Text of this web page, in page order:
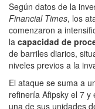
Según datos de la
Financial Times, los
comenzaron a
la capacidad de
de barriles diarios,
niveles previos a la
El ataque se suma a
refinería Afipsky el 7
una de sus unidades